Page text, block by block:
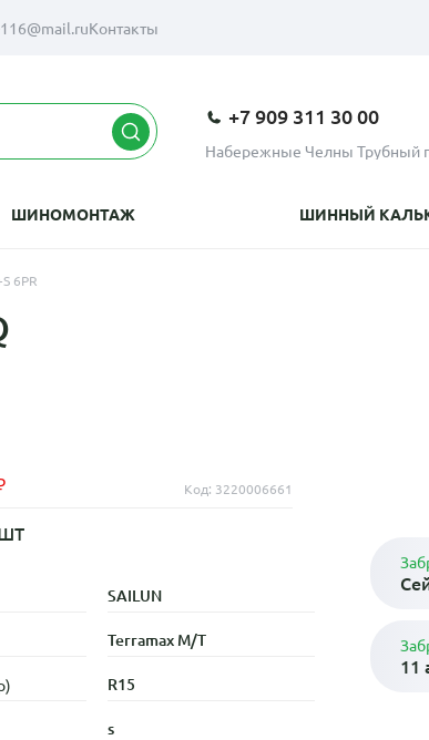
Контакты
+7 909 311 30 00
Набережные Челны Трубный
ШИНОМОНТАЖ ШИННЫЙ
6PR
Код: 3220006661
SAILUN
Terramax M/T
R15
s
11